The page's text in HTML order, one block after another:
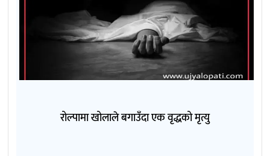
रोल्पामा खोलाले बगाउँदा एक वृद्धको मृत्यु